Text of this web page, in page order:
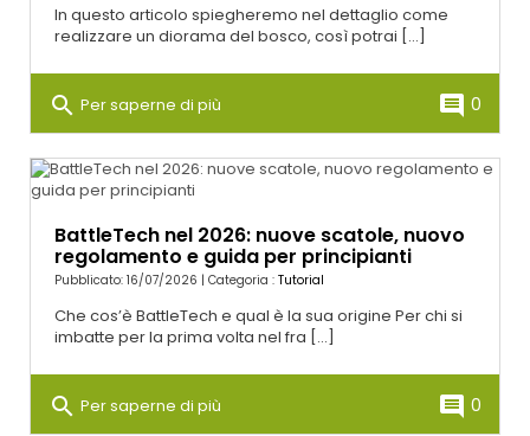
In questo articolo spiegheremo nel dettaglio come
realizzare un diorama del bosco, così potrai [...]
search Per saperne di più comment 0
BattleTech nel 2026: nuove scatole, nuovo
regolamento e guida per principianti
Pubblicato: 16/07/2026 | Categoria : Tutorial
Che cos’è BattleTech e qual è la sua origine Per chi si
imbatte per la prima volta nel fra [...]
search Per saperne di più comment 0